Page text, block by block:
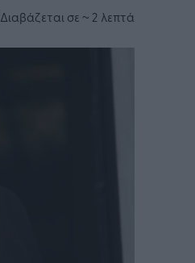
Διαβάζεται σε ~ 2 λεπτά